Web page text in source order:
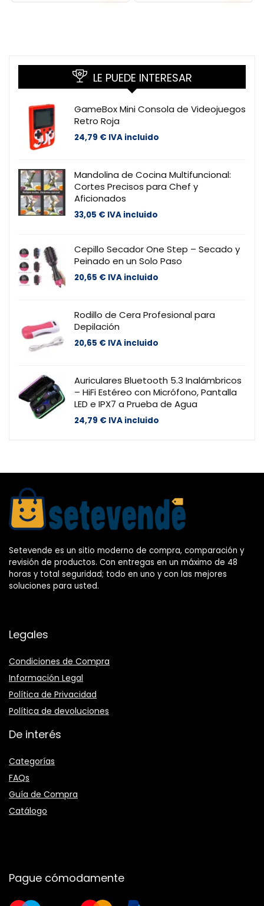
LE PUEDE INTERESAR
GameBox Mini Consola de Videojuegos
Retro Roja
24,79 € IVA incluido
Mandolina de Cocina Multifuncional:
Cortes Precisos para Chef y
Aficionados
33,05 € IVA incluido
Cepillo Secador One Step – Secado y
Peinado en un Solo Paso
20,65 € IVA incluido
Rodillo de Cera Profesional para
Depilación
20,65 € IVA incluido
Auriculares Bluetooth 5.3 Inalámbricos
– HiFi Estéreo con Micrófono, Pantalla
LED e IPX7 a Prueba de Agua
24,79 € IVA incluido
Setevende es un sitio moderno de compra, comparación y
revisión de productos. Con entregas en un máximo de 48
horas y total seguridad; todo en uno y con las mejores
soluciones para usted.
Legales
Condiciones de Compra
Información Legal
Política de Privacidad
Política de devoluciones
De interés
Categorías
FAQs
Guía de Compra
Catálogo
Pague cómodamente